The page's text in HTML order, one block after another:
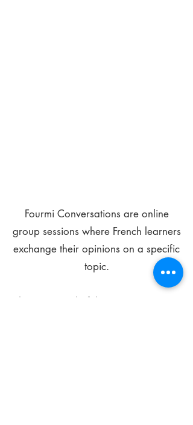
Fourmi Conversations are online
group sessions where French learners
exchange their opinions on a specific
topic.
The main goal of these meetings is to